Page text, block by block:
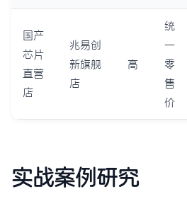
国产
芯片
直营
店
兆易创
新旗舰
店
高
统
一
零
售
价
实战案例研究